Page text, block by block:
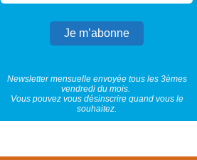
Newsletter mensuelle envoyée tous les 3èmes
vendredi du mois.
Vous pouvez vous désinscrire quand vous le
souhaitez.